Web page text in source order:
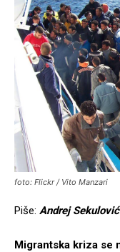
foto: Flickr / Vito Manzari
Piše: Andrej Sekulović
Migrantska kriza se